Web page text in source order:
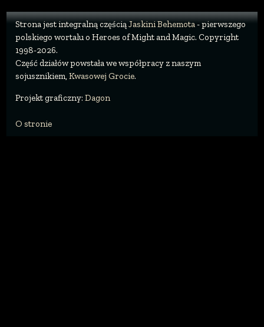
Strona jest integralną częściąJaskini Behemota- pierwszego
polskiego wortalu o Heroes of Might and Magic. Copyright
1998-2026.
Część działów powstała we współpracy z naszym
sojusznikiem, Kwasowej Grocie.
Projekt graficzny: Dagon
O stronie